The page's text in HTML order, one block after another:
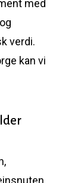
med
verdi.
kan vi